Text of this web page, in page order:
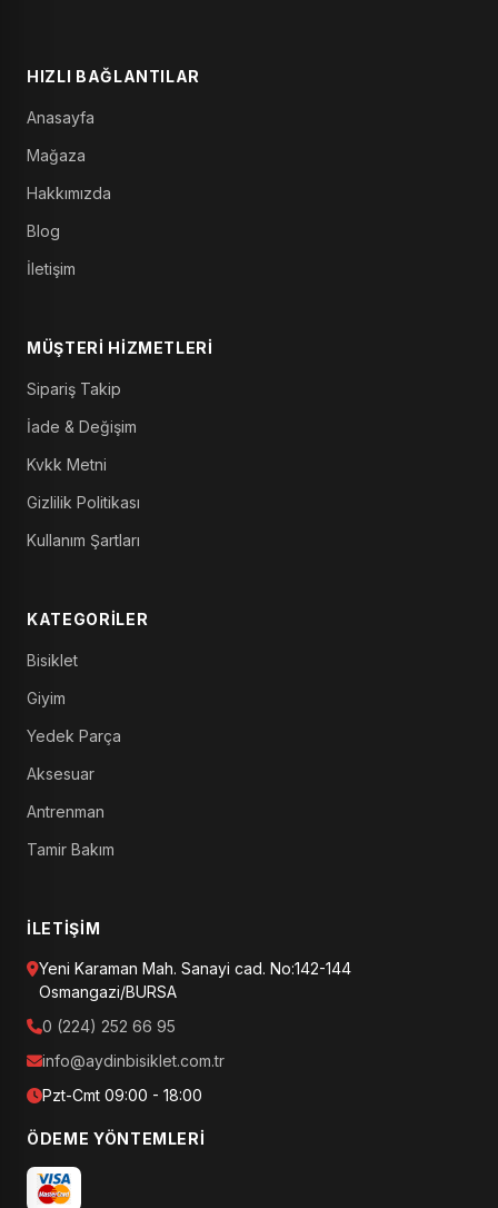
HIZLI BAĞLANTILAR
Anasayfa
Mağaza
Hakkımızda
Blog
İletişim
MÜŞTERI HIZMETLERI
Sipariş Takip
İade & Değişim
Kvkk Metni
Gizlilik Politikası
Kullanım Şartları
KATEGORILER
Bisiklet
Giyim
Yedek Parça
Aksesuar
Antrenman
Tamir Bakım
İLETIŞIM
Yeni Karaman Mah. Sanayi cad. No:142-144
Osmangazi/BURSA
0 (224) 252 66 95
info@aydinbisiklet.com.tr
Pzt-Cmt 09:00 - 18:00
ÖDEME YÖNTEMLERI